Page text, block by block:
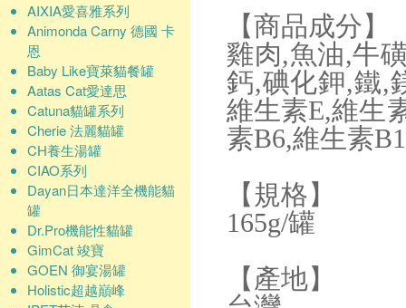
AIXIA愛喜雅系列
Animonda Carny 德國 卡
恩
Baby Like寶萊貓餐罐
Aatas Cat愛達思
Catuna貓罐系列
Cherie 法麗貓罐
CH養生湯罐
CIAO系列
Dayan日本達洋全機能貓
罐
Dr.Pro機能性貓罐
GimCat 竣寶
GOEN 御宴湯罐
Holistic超越巔峰
【商品成分】
雞肉,魚油,牛
鈣,碘化鉀,鐵,
維生素E,維生
素B6,維生素
【規格】
165g/罐
【產地】